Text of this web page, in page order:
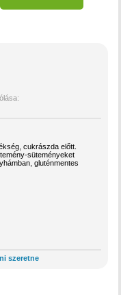
cukrászda előtt.
süteményeket
gluténmentes
szeretne